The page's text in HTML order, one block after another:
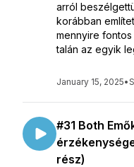
arról
korábban
mennyire
talán az egyik
January 15, 2025•
#31 Both
rész)